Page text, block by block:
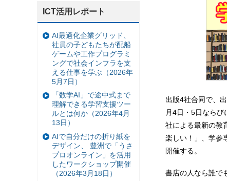
出版4社合同で、
月4日・5日なら
社による最新の教
楽しい！」、学参
開催する。
書店の人なら誰で
ICT活用レポート
AI最適化企業グリッド、
社員の子どもたちが配船
ゲームや工作プログラミ
ングで社会インフラを支
える仕事を学ぶ（2026年
5月7日）
「数学AI」で途中式まで
理解できる学習支援ツー
ルとは何か（2026年4月
13日）
AIで自分だけの折り紙を
デザイン、 豊洲で「うさ
プロオンライン」を活用
したワークショップ開催
（2026年3月18日）